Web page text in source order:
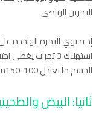
التمرين الرياضي.
استهلاك 3 تمرات
الجسم ما يعادل 100-150ملغم من البوتاسيوم.
ثانيا: البيض